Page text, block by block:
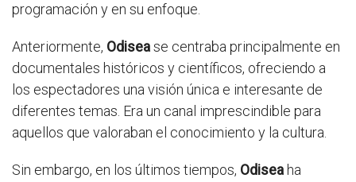
programación y en su enfoque.
Anteriormente, Odisease centraba principalmente en
documentales históricos y científicos, ofreciendo a
los espectadores una visión única e interesante de
diferentes temas. Era un canal imprescindible para
aquellos que valoraban el conocimiento y la cultura.
Sin embargo, en los últimos tiempos, Odisea ha